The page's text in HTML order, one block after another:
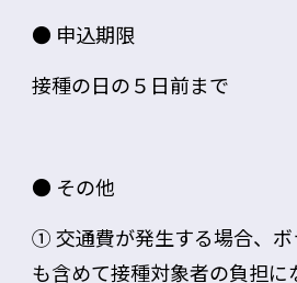
● 申込期限
接種の日の５日前まで
● その他
①交通費が発生する場合、
も含めて接種対象者の負担に